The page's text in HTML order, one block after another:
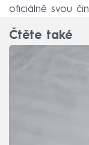
oficiálně svou
Čtěte také